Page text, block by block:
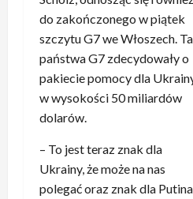
do zakończonego w piątek
szczytu G7 we Włoszech.
państwa G7 zdecydowały o
pakiecie pomocy dla
w wysokości 50 miliardów
dolarów.
– To jest teraz znak dla
Ukrainy, że może na nas
polegać oraz znak dla Putina,